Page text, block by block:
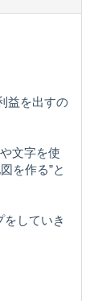
益を出すの
文字を使
を作る”と
していき